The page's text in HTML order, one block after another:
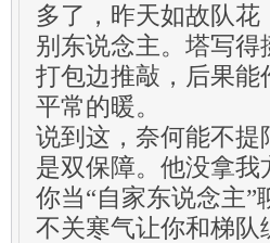
多了，昨天如故队
别东说念主。塔写
打包边推敲，后果
平常的暖。
说到这，奈何能不
是双保障。他没拿
你当“自家东说念主
不关寒气让你和梯